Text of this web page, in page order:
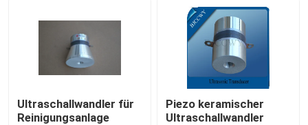
Ultraschallwandler für
Reinigungsanlage
Piezo keramischer
Ultraschallwandler